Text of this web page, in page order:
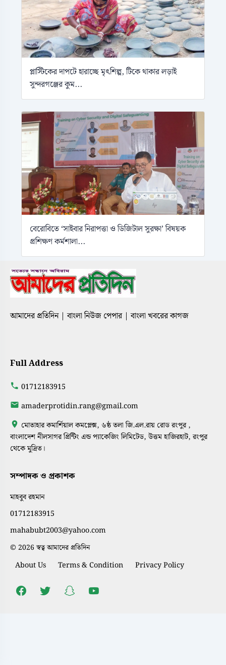
প্লাস্টিকের দাপটে হারাচ্ছে মৃৎশিল্প, টিকে থাকার লড়াই
সুন্দরগঞ্জের কুম...
বেরোবিতে ‘সাইবার নিরাপত্তা ও ডিজিটাল সুরক্ষা’ বিষয়ক
প্রশিক্ষণ কর্মশালা...
আমাদের প্রতিদিন | বাংলা নিউজ পেপার | বাংলা খবরের কাগজ
Full Address
01712183915
amaderprotidin.rang@gmail.com
মোতাহার কমার্শিয়াল কমপ্লেক্স, ৬ষ্ঠ তলা জি.এল.রায় রোড রংপুর ,
বাংলাদেশ নীলসাগর প্রিন্টিং এন্ড প্যাকেজিং লিমিটেড, উত্তম হাজিরহাট, রংপুর
থেকে মুদ্রিত।
সম্পাদক ও প্রকাশক
মাহবুব রহমান
01712183915
mahabubt2003@yahoo.com
© 2026 স্বত্ব আমাদের প্রতিদিন
About Us Terms & Condition Privacy Policy